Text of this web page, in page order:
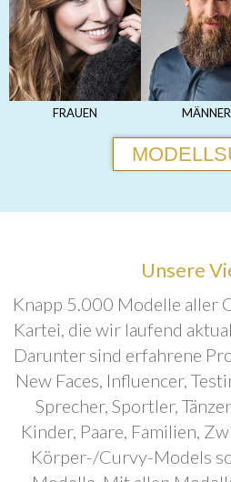
FRAUEN MÄNNER
Unsere
Knapp 5.000 Modelle aller
Kartei, die wir laufend
Darunter sind erfahrene
New Faces, Influencer,
Sprecher, Sportler,
Kinder, Paare, Familien,
Körper-/Curvy-Models